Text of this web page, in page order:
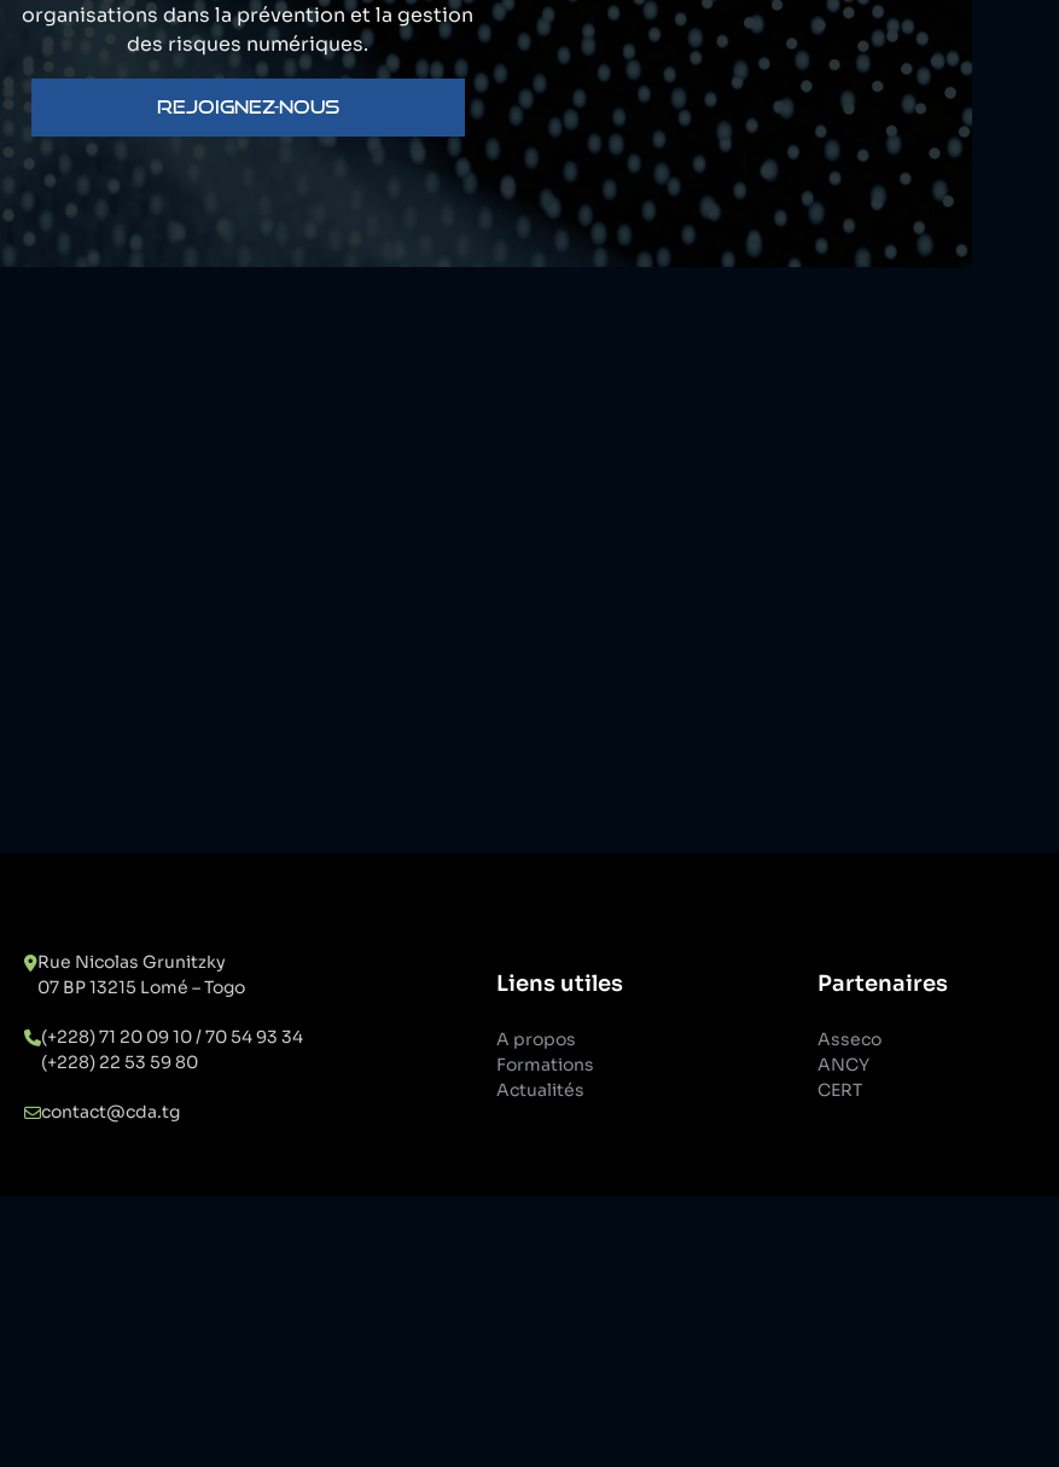
organisations dans la prévention et la gestion
des risques numériques.
REJOIGNEZ-NOUS
Rue Nicolas Grunitzky
07 BP 13215 Lomé – Togo
(+228) 71 20 09 10 / 70 54 93 34
(+228) 22 53 59 80
contact@cda.tg
Liens utiles
A propos
Formations
Actualités
Partenaires
Asseco
ANCY
CERT